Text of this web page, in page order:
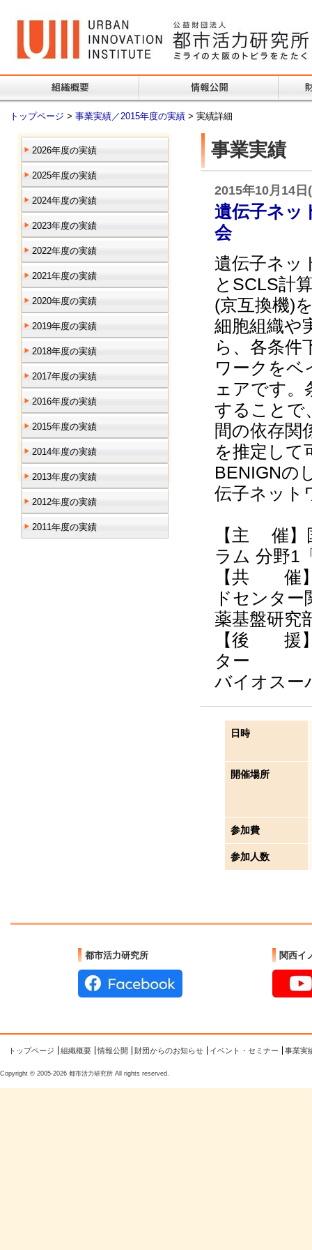
トップページ > 事業実績／2015年度の実績 > 実績詳細
2026年度の実績
2025年度の実績
2024年度の実績
2023年度の実績
2022年度の実績
2021年度の実績
2020年度の実績
2019年度の実績
2018年度の実績
2017年度の実績
2016年度の実績
2015年度の実績
2014年度の実績
2013年度の実績
2012年度の実績
2011年度の実績
事業実績
2015年10月14日
遺伝子ネッ
会
遺伝子ネッ
とSCLS計
(京互換機)
細胞組織や
ら、各条件
ワークをベ
ェアです。
することで
間の依存関
を推定して
BENIGNの
伝子ネット
【主 催】
ラム 分野1
【共 催】
ドセンタ
薬基盤研究
【後 援】
ター
バイオスー
日時
開催場所
参加費
参加人数
都市活力研究所 関西イ
トップページ 組織概要 情報公開 財団からのお知らせ イベント・セミナー 事業実
Copyright © 2005-2026 都市活力研究所 All rights reserved.